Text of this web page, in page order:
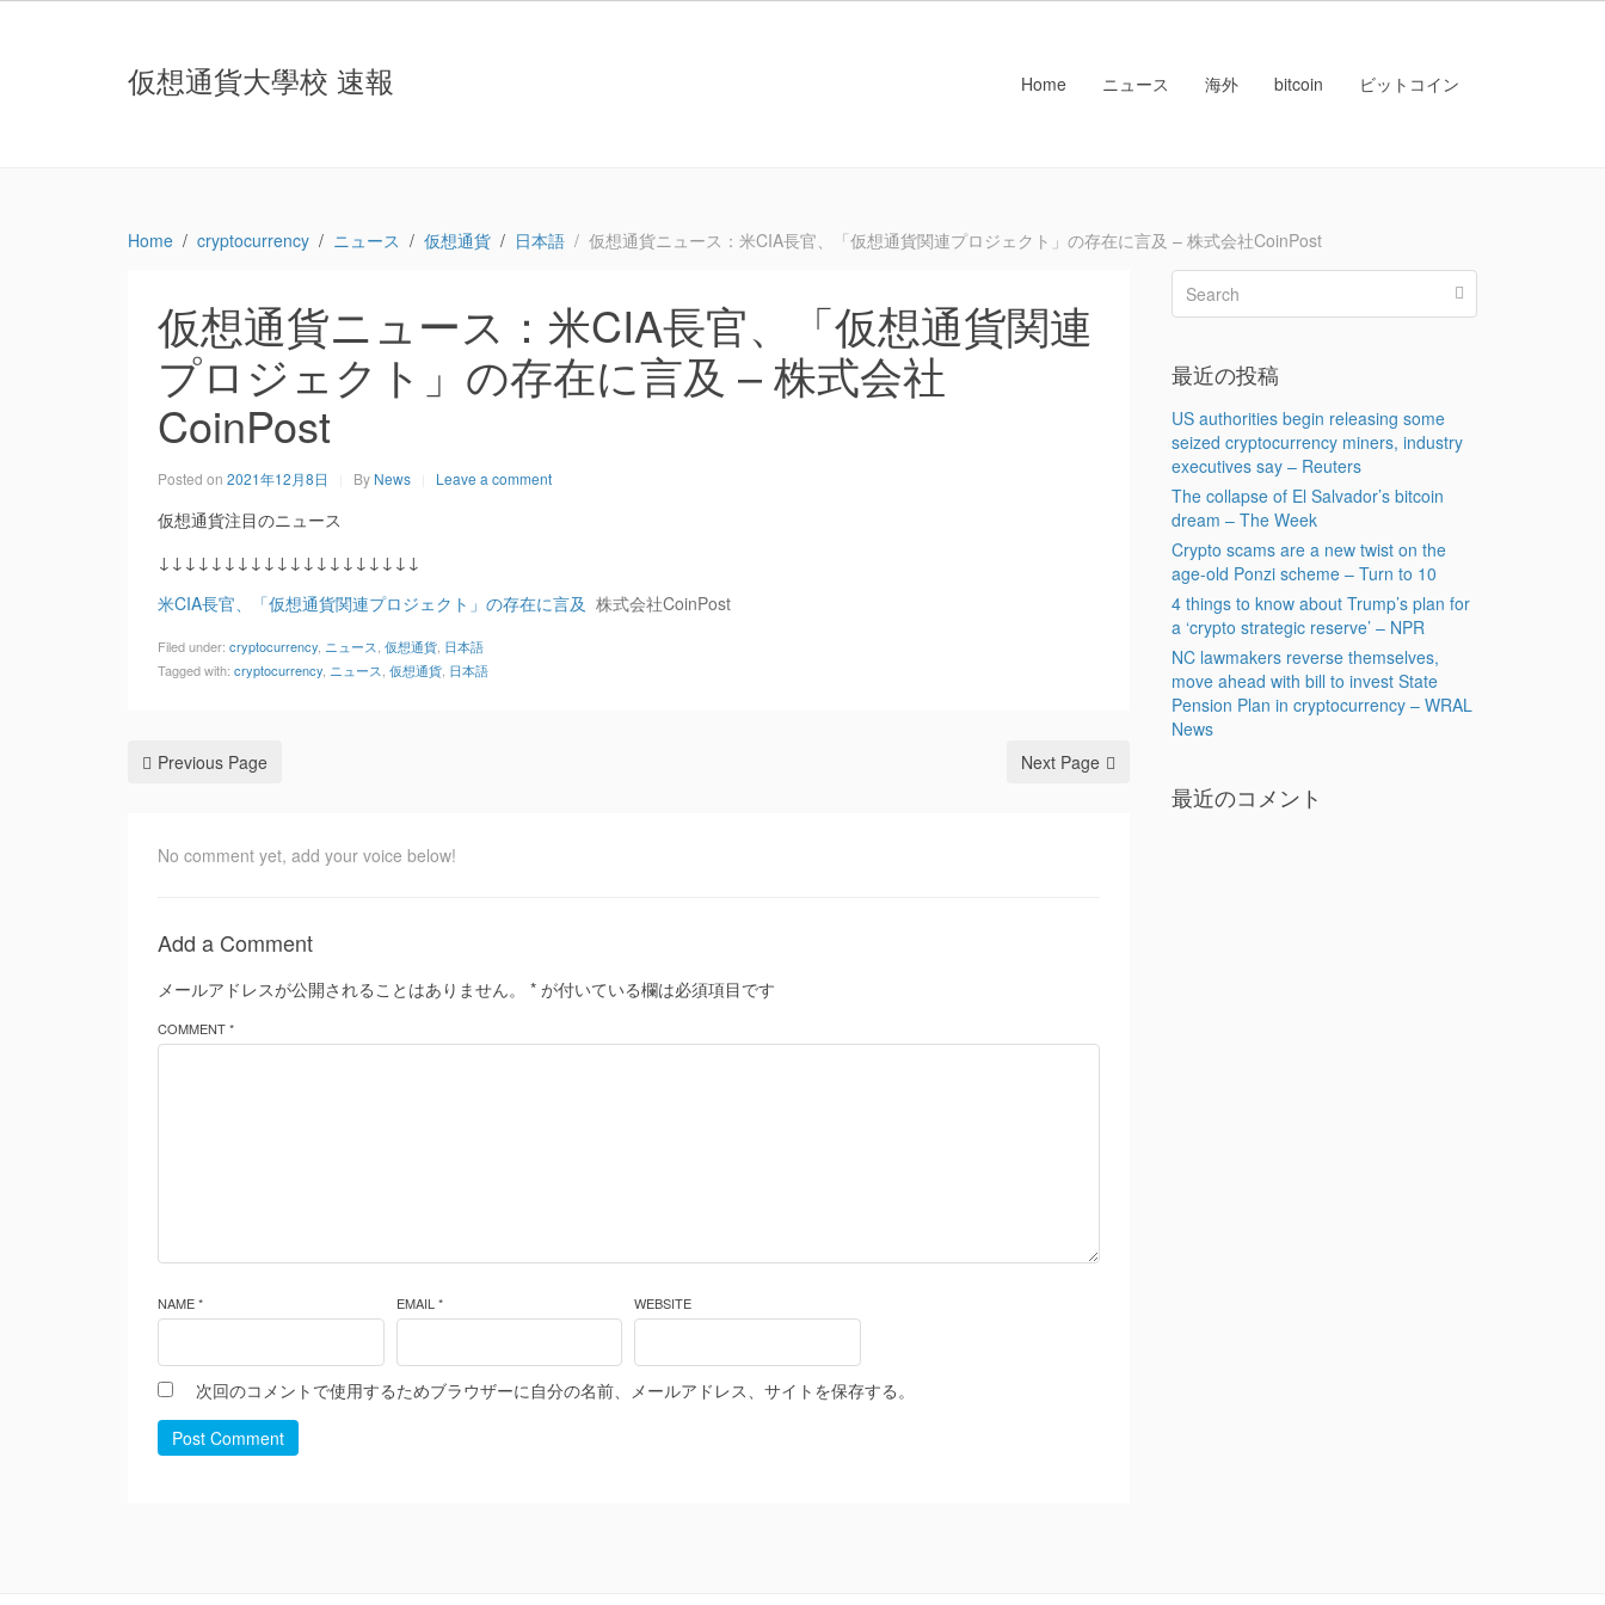
仮想通貨大學校 速報 Home ニュース 海外 bitcoin ビットコイン
Home cryptocurrency ニュース 仮想通貨 日本語 仮想通貨ニュース：米CIA長官、「仮想通貨関連プロジェクト」の存在に言及 – 株式会社CoinPost
仮想通貨ニュース：米CIA長官、「仮想通貨関連
プロジェクト」の存在に言及 – 株式会社
CoinPost
Posted on 2021年12月8日 By News Leave a comment
仮想通貨注目のニュース
↓↓↓↓↓↓↓↓↓↓↓↓↓↓↓↓↓↓↓↓
米CIA長官、「仮想通貨関連プロジェクト」の存在に言及 株式会社CoinPost
Filed under: cryptocurrency ニュース 仮想通貨 日本語
Tagged with: cryptocurrency ニュース 仮想通貨 日本語
Previous Page Next Page
No comment yet, add your voice below!
Add a Comment
メールアドレスが公開されることはありません。 * が付いている欄は必須項目です
COMMENT *
NAME * EMAIL * WEBSITE
次回のコメントで使用するためブラウザーに自分の名前、メールアドレス、サイトを保存する。
Post Comment
最近の投稿
US authorities begin releasing some
seized cryptocurrency miners, industry
executives say – Reuters
The collapse of El Salvador’s bitcoin
dream – The Week
Crypto scams are a new twist on the
age-old Ponzi scheme – Turn to 10
4 things to know about Trump’s plan for
a ‘crypto strategic reserve’ – NPR
NC lawmakers reverse themselves,
move ahead with bill to invest State
Pension Plan in cryptocurrency – WRAL
News
最近のコメント